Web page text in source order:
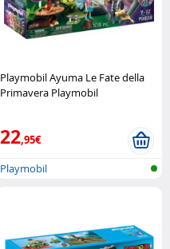
Playmobil Ayuma Le Fate della
Primavera Playmobil
22,95€
Playmobil